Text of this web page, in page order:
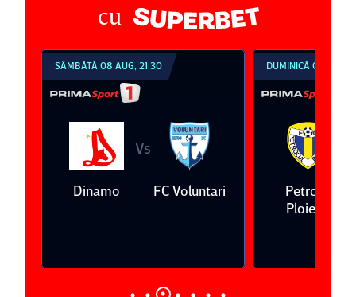
cu
SÂMBĂTĂ 08 AUG, 21:30
Dinamo
Vs
FC Voluntari
DUMINICĂ 09 AUG,
Petrolul
Ploieşti